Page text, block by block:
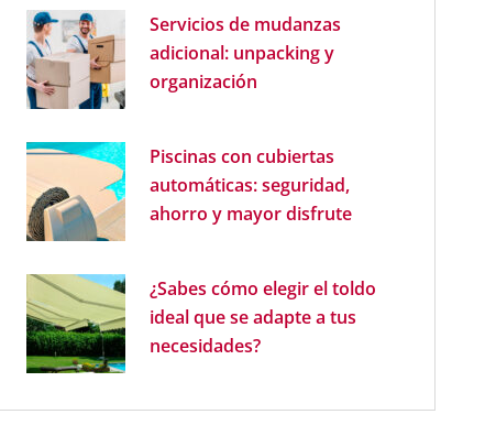
Servicios de mudanzas
adicional: unpacking y
organización
Piscinas con cubiertas
automáticas: seguridad,
ahorro y mayor disfrute
¿Sabes cómo elegir el toldo
ideal que se adapte a tus
necesidades?